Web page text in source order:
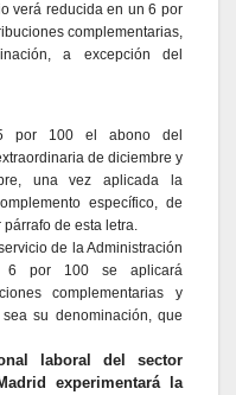
verá reducida en un 6 por
complementarias,
a excepción del
por 100 el abono del
de diciembre y
una vez aplicada la
específico, de
de esta letra.
de la Administración
6 por 100 se aplicará
complementarias y
su denominación, que
laboral del sector
experimentará la